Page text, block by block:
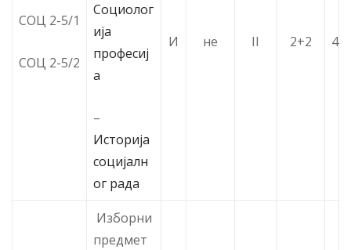
СОЦ 2-5/1
СОЦ 2-5/2
Социолог
ија
професиј
а
–
Историја
социјалн
ог рада
И не II 2+2 4
Изборни
предмет